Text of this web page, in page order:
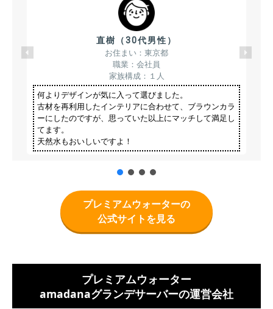
直樹（30代男性）
お住まい：東京都
職業：会社員
家族構成：１人
何よりデザインが気に入って選びました。
古材を再利用したインテリアに合わせて、ブラウンカラ
ーにしたのですが、思っていた以上にマッチして満足し
てます。
天然水もおいしいですよ！
プレミアムウォーターの
公式サイトを見る
プレミアムウォーター
amadanaグランデサーバーの運営会社